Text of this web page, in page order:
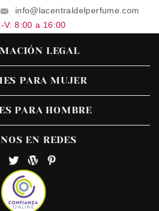
info@lacentraldelperfume.com
V: 8:00 a 16:00
LEGAL
PARA MUJER
PARA HOMBRE
EN REDES